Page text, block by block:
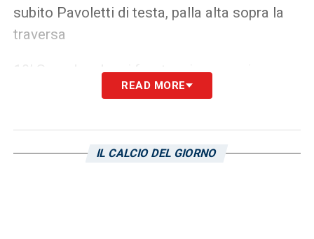
subito Pavoletti di testa, palla alta sopra la
traversa
10’ Squadre che si fronteggiano con i
rossoblù leggermente più propositivi
20’ Risultato bloccato con poche emozioni
da entrambe le parti, partita molto tattica
READ MORE
IL CALCIO DEL GIORNO